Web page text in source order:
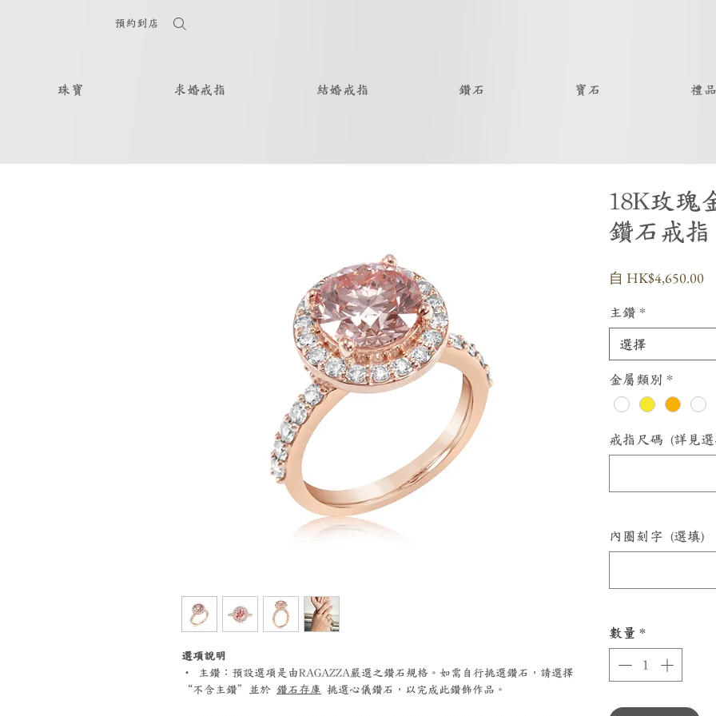
預約到店
珠寶 求婚戒指 結婚戒指 鑽石 寶石 禮品
選項說明
‧ 主鑽：預設選項是由RAGAZZA嚴選之鑽石規格。如需自行挑選鑽石，請選擇
“不含主鑽”並於 鑽石存庫 挑選心儀鑽石，以完成此鑽飾作品。
18K玫瑰
鑽石戒
自 HK$4,650.00促
主鑽 *
選擇
金屬類別 *
戒指尺碼 (詳見
內圈刻字 (選填)
數量 *